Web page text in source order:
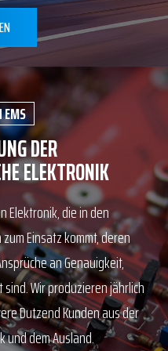
DER
ELEKTRONIK
Elektronik, die in den
Einsatz kommt, deren
an Genauigkeit,
Wir produzieren jährlich
Dutzend Kunden aus der
und dem Ausland.